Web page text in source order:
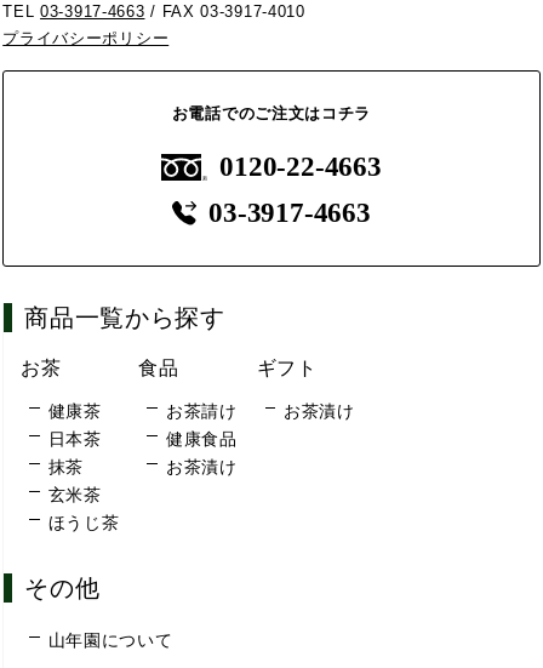
TEL03-3917-4663 / FAX 03-3917-4010
プライバシーポリシー
お電話でのご注文はコチラ
0120-22-4663
03-3917-4663
商品一覧から探す
お茶
健康茶
日本茶
抹茶
玄米茶
ほうじ茶
食品
お茶請け
健康食品
お茶漬け
ギフト
お茶漬け
その他
山年園について